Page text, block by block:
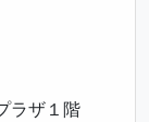
ラザ１階